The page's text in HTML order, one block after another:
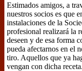
Estimados amigos, a
nuestros socios es que
instalaciones de la
profesional realizará la
deseen y de esa forma
pueda afectarnos en el
tiro. Aquellos que ya
vengan con dicha receta.